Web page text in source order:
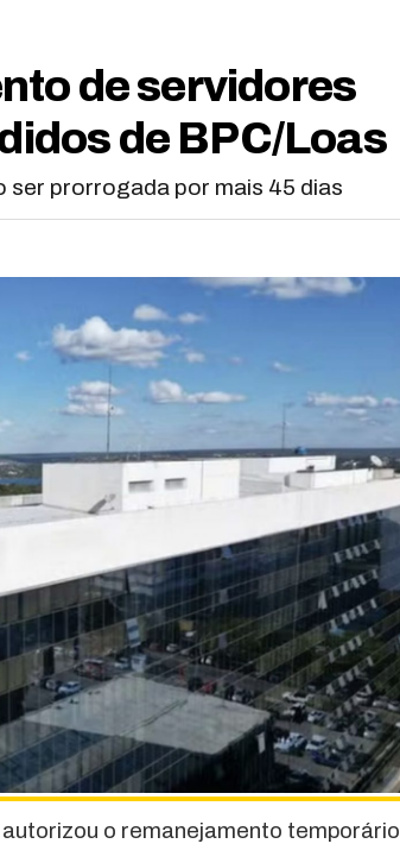
de servidores
de BPC/Loas
ser prorrogada por mais 45 dias
o remanejamento temporário